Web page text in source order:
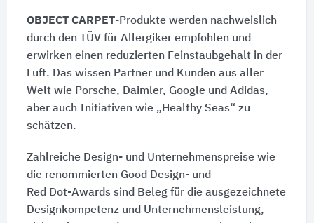
OBJECT CARPET-Produkte werden nachweislich
durch den TÜV für Allergiker empfohlen und
erwirken einen reduzierten Feinstaubgehalt in der
Luft. Das wissen Partner und Kunden aus aller
Welt wie Porsche, Daimler, Google und Adidas,
aber auch Initiativen wie „ Healthy Seas“ zu
schätzen.
Zahlreiche Design- und Unternehmenspreise wie
die renommierten Good Design- und
Red Dot-Awardssind Beleg für die ausgezeichnete
Designkompetenz und Unternehmensleistung,